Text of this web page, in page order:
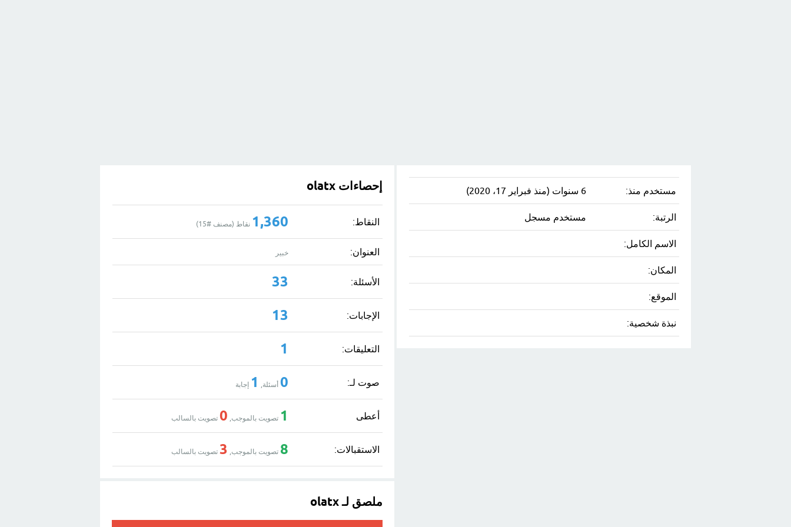
مستخدم منذ: 6 سنوات (منذ فبراير 17، 2020)
الرتبة: مستخدم مسجل
الاسم الكامل:
المكان:
الموقع:
نبذة شخصية:
إحصاءات olatx
النقاط: 1,360 نقاط (مصنف #15
)
العنوان: خبير
الأسئلة: 33
الإجابات: 13
التعليقات: 1
صوت لـ: 0 أسئلة, 1 إجابة
أعطى 1 تصويت بالموجب, 0 تصويت بالسالب
الاستقبالات: 8 تصويت بالموجب, 3 تصويت بالسالب
ملصق لـ olatx